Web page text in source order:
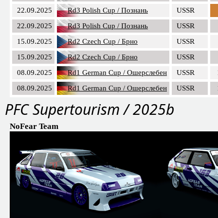
22.09.2025
Rd3 Polish Cup / Познань
USSR
22.09.2025
Rd3 Polish Cup / Познань
USSR
15.09.2025
Rd2 Czech Cup / Брно
USSR
15.09.2025
Rd2 Czech Cup / Брно
USSR
08.09.2025
Rd1 German Cup / Ошерслебен USSR
08.09.2025
Rd1 German Cup / Ошерслебен USSR
PFC Supertourism / 2025b
NoFear Team